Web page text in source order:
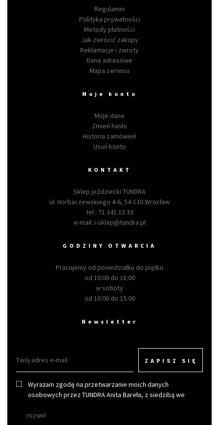
Regulamin
Polityka prywatności
Metody płatności
Jak zwrócić zakupy
Reklamacje i zwroty
Dane adresowe
Mapa serwisu
Moje konto
Moje dane
Zmień hasło
Historia zamówień
Usuń konto
KONTAKT
Sklep jeździecki TUNDRA
ul. Horbaczewskiego 4-6, 54-130 Wrocław
tel.: 71 341 13 33
e-mail: i-sklep@tundra.pl
GODZINY OTWARCIA
Pracujemy od poniedziałku do piątku
od 10:00 do 18:00
w soboty
od 10:00 do 15:00
Newsletter
ZAPISZ SIĘ
Wyrażam zgodę na przetwarzanie moich danych
osobowych przez TUNDRA Anita Bareła, z siedzibą we
rozwiń